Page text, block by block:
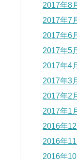
2017年8
2017年7
2017年6
2017年5
2017年4
2017年3
2017年2
2017年1
2016年12
2016年11
2016年10